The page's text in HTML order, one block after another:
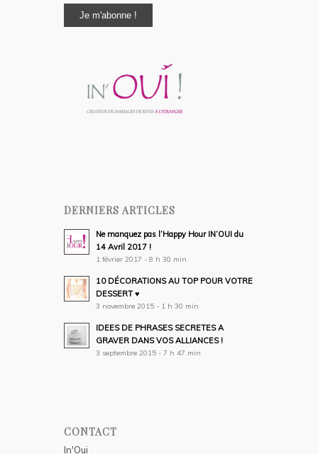
DERNIERS ARTICLES
Ne manquez pas l’Happy Hour IN’OUI du
14 Avril 2017 !
1 février 2017 - 8 h 30 min
10 DÉCORATIONS AU TOP POUR VOTRE
DESSERT ♥
3 novembre 2015 - 1 h 30 min
IDEES DE PHRASES SECRETES A
GRAVER DANS VOS ALLIANCES !
3 septembre 2015 - 7 h 47 min
CONTACT
In'Oui